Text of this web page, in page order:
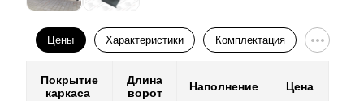
Цены Характеристики Комплектация
Покрытие
каркаса
Длина
ворот
Наполнение Цена